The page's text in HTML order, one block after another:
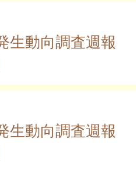
生動向調査週報
生動向調査週報